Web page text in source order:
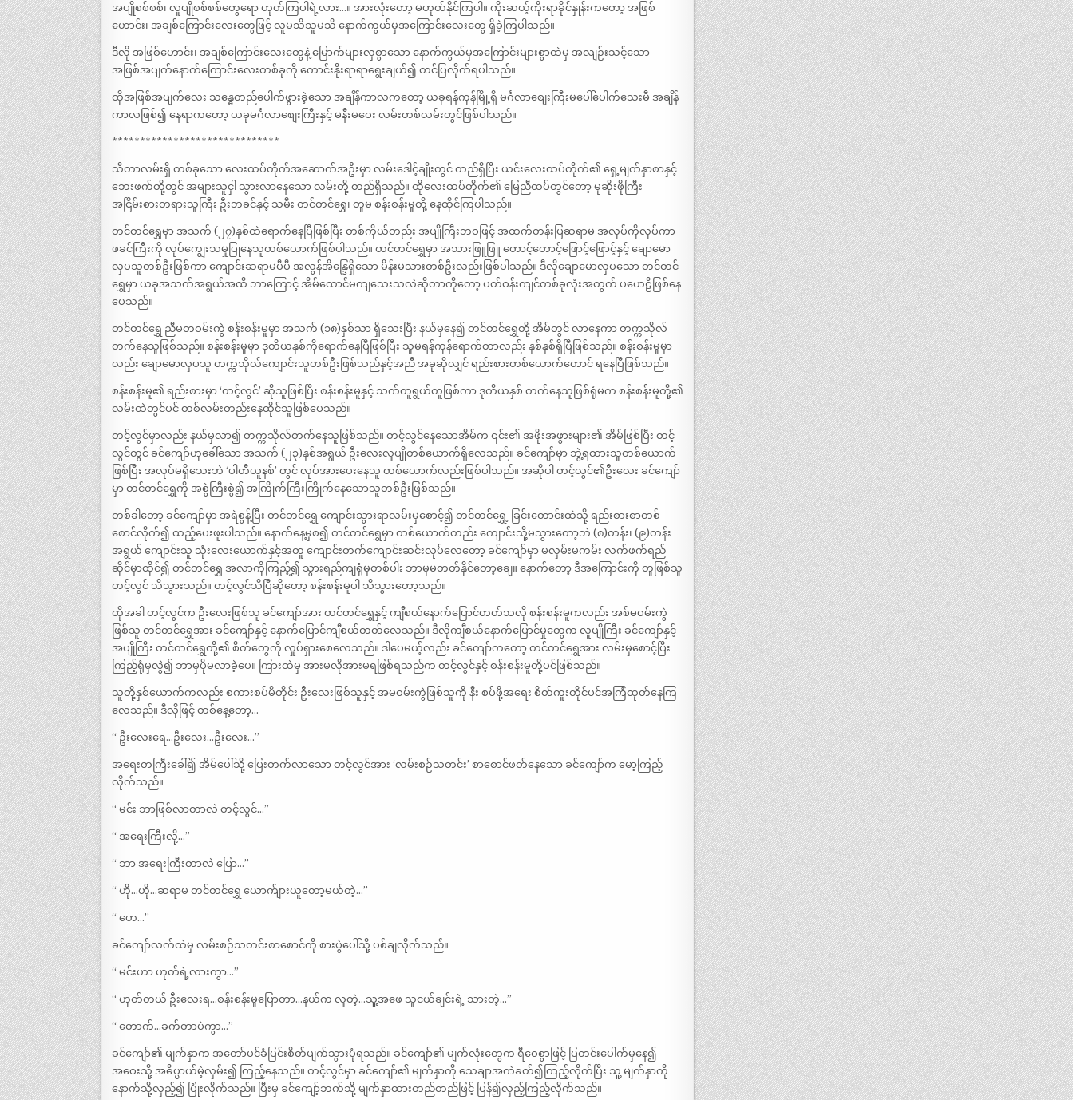
အပျိုစစ်စစ်၊ လူပျိုစစ်စစ်တွေရော ဟုတ်ကြပါရဲ့လား…။ အားလုံးတော့ မဟုတ်နိုင်ကြပါ။ ကိုးဆယ့်ကိုးရာခိုင်နှုန်းကတော့ အဖြစ်
ဟောင်း၊ အချစ်ကြောင်းလေးတွေဖြင့် လူမသိသူမသိ နောက်ကွယ်မှအကြောင်းလေးတွေ ရှိခဲ့ကြပါသည်။
ဒီလို အဖြစ်ဟောင်း၊ အချစ်ကြောင်းလေးတွေနဲ့ မြောက်များလှစွာသော နောက်ကွယ်မှအကြောင်းများစွာထဲမှ အလျဉ်းသင့်သော
အဖြစ်အပျက်နောက်ကြောင်းလေးတစ်ခုကို ကောင်းနိုးရာရာရွေးချယ်၍ တင်ပြလိုက်ရပါသည်။
ထိုအဖြစ်အပျက်လေး သန္ဓေတည်ပေါက်ဖွားခဲ့သော အချိန်ကာလကတော့ ယခုရန်ကုန်မြို့ရှိ မင်္ဂလာစျေးကြီးမပေါ်ပေါက်သေးမီ အချိန်
ကာလဖြစ်၍ နေရာကတော့ ယခုမင်္ဂလာစျေးကြီးနှင့် မနီးမဝေး လမ်းတစ်လမ်းတွင်ဖြစ်ပါသည်။
******************************
သီတာလမ်းရှိ တစ်ခုသော လေးထပ်တိုက်အဆောက်အဦးမှာ လမ်းဒေါင့်ချိုးတွင် တည်ရှိပြီး ယင်းလေးထပ်တိုက်၏ ရှေ့မျက်နှာစာနှင့်
ဘေးဖက်တို့တွင် အများသူငှါ သွားလာနေသော လမ်းတို့ တည်ရှိသည်။ ထိုလေးထပ်တိုက်၏ မြေညီထပ်တွင်တော့ မုဆိုးဖိုကြီး
အငြိမ်းစားတရားသူကြီး ဦးဘခင်နှင့် သမီး တင်တင်ရွှေ၊ တူမ စန်းစန်းမူတို့ နေထိုင်ကြပါသည်။
တင်တင်ရွှေမှာ အသက် (၂၇)နှစ်ထဲရောက်နေပြီဖြစ်ပြီး တစ်ကိုယ်တည်း အပျိုကြီးဘဝဖြင့် အထက်တန်းပြဆရာမ အလုပ်ကိုလုပ်ကာ
ဖခင်ကြီးကို လုပ်ကျွေးသမှုပြုနေသူတစ်ယောက်ဖြစ်ပါသည်။ တင်တင်ရွှေမှာ အသားဖြူဖြူ တောင့်တောင့်ဖြောင့်ဖြောင့်နှင့် ချောမော
လှပသူတစ်ဦးဖြစ်ကာ ကျောင်းဆရာမပီပီ အလွန်အိန္ဒြေရှိသော မိန်းမသားတစ်ဦးလည်းဖြစ်ပါသည်။ ဒီလိုချောမောလှပသော တင်တင်
ရွှေမှာ ယခုအသက်အရွယ်အထိ ဘာကြောင့် အိမ်ထောင်မကျသေးသလဲဆိုတာကိုတော့ ပတ်ဝန်းကျင်တစ်ခုလုံးအတွက် ပဟေဠိဖြစ်နေ
ပေသည်။
တင်တင်ရွှေ ညီမတဝမ်းကွဲ စန်းစန်းမူမှာ အသက် (၁၈)နှစ်သာ ရှိသေးပြီး နယ်မှနေ၍ တင်တင်ရွှေတို့ အိမ်တွင် လာနေကာ တက္ကသိုလ်
တက်နေသူဖြစ်သည်။ စန်းစန်းမူမှာ ဒုတိယနှစ်ကိုရောက်နေပြီဖြစ်ပြီး သူမရန်ကုန်ရောက်တာလည်း နှစ်နှစ်ရှိပြီဖြစ်သည်။ စန်းစန်းမူမှာ
လည်း ချောမောလှပသူ တက္ကသိုလ်ကျောင်းသူတစ်ဦးဖြစ်သည်နှင့်အညီ အခုဆိုလျှင် ရည်းစားတစ်ယောက်တောင် ရနေပြီဖြစ်သည်။
စန်းစန်းမူ၏ ရည်းစားမှာ ‘တင့်လွင်’ ဆိုသူဖြစ်ပြီး စန်းစန်းမူနှင့် သက်တူရွယ်တူဖြစ်ကာ ဒုတိယနှစ် တက်နေသူဖြစ်ရုံမက စန်းစန်းမူတို့၏
လမ်းထဲတွင်ပင် တစ်လမ်းတည်းနေထိုင်သူဖြစ်ပေသည်။
တင့်လွင်မှာလည်း နယ်မှလာ၍ တက္ကသိုလ်တက်နေသူဖြစ်သည်။ တင့်လွင်နေသောအိမ်က ၎င်း၏ အဖိုးအဖွားများ၏ အိမ်ဖြစ်ပြီး တင့်
လွင်တွင် ခင်ကျော်ဟုခေါ်သော အသက် (၂၃)နှစ်အရွယ် ဦးလေးလူပျိုတစ်ယောက်ရှိလေသည်။ ခင်ကျော်မှာ ဘွဲ့ရထားသူတစ်ယောက်
ဖြစ်ပြီး အလုပ်မရှိသေးဘဲ ‘ပါတီယူနစ်’ တွင် လုပ်အားပေးနေသူ တစ်ယောက်လည်းဖြစ်ပါသည်။ အဆိုပါ တင့်လွင်၏ဦးလေး ခင်ကျော်
မှာ တင်တင်ရွှေကို အစွဲကြီးစွဲ၍ အကြိုက်ကြီးကြိုက်နေသောသူတစ်ဦးဖြစ်သည်။
တစ်ခါတော့ ခင်ကျော်မှာ အရဲစွန့်ပြီး တင်တင်ရွှေ ကျောင်းသွားရာလမ်းမှစောင့်၍ တင်တင်ရွှေ့ ခြင်းတောင်းထဲသို့ ရည်းစားစာတစ်
စောင်လိုက်၍ ထည့်ပေးဖူးပါသည်။ နောက်နေ့မှစ၍ တင်တင်ရွှေမှာ တစ်ယောက်တည်း ကျောင်းသို့မသွားတော့ဘဲ (၈)တန်း၊ (၉)တန်း
အရွယ် ကျောင်းသူ သုံးလေးယောက်နှင့်အတူ ကျောင်းတက်ကျောင်းဆင်းလုပ်လေတော့ ခင်ကျော်မှာ မလှမ်းမကမ်း လက်ဖက်ရည်
ဆိုင်မှာထိုင်၍ တင်တင်ရွှေ အလာကိုကြည့်၍ သွားရည်ကျရုံမှတစ်ပါး ဘာမှမတတ်နိုင်တော့ချေ။ နောက်တော့ ဒီအကြောင်းကို တူဖြစ်သူ
တင့်လွင် သိသွားသည်။ တင့်လွင်သိပြီဆိုတော့ စန်းစန်းမူပါ သိသွားတော့သည်။
ထိုအခါ တင့်လွင်က ဦးလေးဖြစ်သူ ခင်ကျော်အား တင်တင်ရွှေနှင့် ကျီစယ်နောက်ပြောင်တတ်သလို စန်းစန်းမူကလည်း အစ်မဝမ်းကွဲ
ဖြစ်သူ တင်တင်ရွှေအား ခင်ကျော်နှင့် နောက်ပြောင်ကျီစယ်တတ်လေသည်။ ဒီလိုကျီစယ်နောက်ပြောင်မှုတွေက လူပျိုကြီး ခင်ကျော်နှင့်
အပျိုကြီး တင်တင်ရွှေတို့၏ စိတ်တွေကို လှုပ်ရှားစေလေသည်။ ဒါပေမယ့်လည်း ခင်ကျော်ကတော့ တင်တင်ရွှေအား လမ်းမှစောင့်ပြီး
ကြည့်ရုံမှလွဲ၍ ဘာမှပိုမလာခဲ့ပေ။ ကြားထဲမှ အားမလိုအားမရဖြစ်ရသည်က တင့်လွင်နှင့် စန်းစန်းမူတို့ပင်ဖြစ်သည်။
သူတို့နှစ်ယောက်ကလည်း စကားစပ်မိတိုင်း ဦးလေးဖြစ်သူနှင့် အမဝမ်းကွဲဖြစ်သူကို နီး စပ်ဖို့အရေး စိတ်ကူးတိုင်ပင်အကြံထုတ်နေကြ
လေသည်။ ဒီလိုဖြင့် တစ်နေ့တော့…
“ ဦးလေးရေ…ဦးလေး…ဦးလေး…”
အရေးတကြီးခေါ်၍ အိမ်ပေါ်သို့ ပြေးတက်လာသော တင့်လွင်အား ‘လမ်းစဉ်သတင်း’ စာစောင်ဖတ်နေသော ခင်ကျော်က မော့ကြည့်
လိုက်သည်။
“ မင်း ဘာဖြစ်လာတာလဲ တင့်လွင်…”
“ အရေးကြီးလို့…”
“ ဘာ အရေးကြီးတာလဲ ပြော…”
“ ဟို…ဟို…ဆရာမ တင်တင်ရွှေ ယောက်ျားယူတော့မယ်တဲ့…”
“ ဟေ…”
ခင်ကျော်လက်ထဲမှ လမ်းစဉ်သတင်းစာစောင်ကို စားပွဲပေါ်သို့ ပစ်ချလိုက်သည်။
“ မင်းဟာ ဟုတ်ရဲ့လားကွာ…”
“ ဟုတ်တယ် ဦးလေးရ…စန်းစန်းမူပြောတာ…နယ်က လူတဲ့…သူ့အဖေ သူငယ်ချင်းရဲ့ သားတဲ့…”
“ တောက်…ခက်တာပဲကွာ…”
ခင်ကျော်၏ မျက်နှာက အတော်ပင်ခံပြင်းစိတ်ပျက်သွားပုံရသည်။ ခင်ကျော်၏ မျက်လုံးတွေက ရီဝေစွာဖြင့် ပြတင်းပေါက်မှနေ၍
အဝေးသို့ အဓိပ္ပာယ်မဲ့လှမ်း၍ ကြည့်နေသည်။ တင့်လွင်မှာ ခင်ကျော်၏ မျက်နှာကို သေချာအကဲခတ်၍ကြည့်လိုက်ပြီး သူ့ မျက်နှာကို
နောက်သို့လှည့်၍ ပြုံးလိုက်သည်။ ပြီးမှ ခင်ကျော့်ဘက်သို့ မျက်နှာထားတည်တည်ဖြင့် ပြန်၍လှည့်ကြည့်လိုက်သည်။